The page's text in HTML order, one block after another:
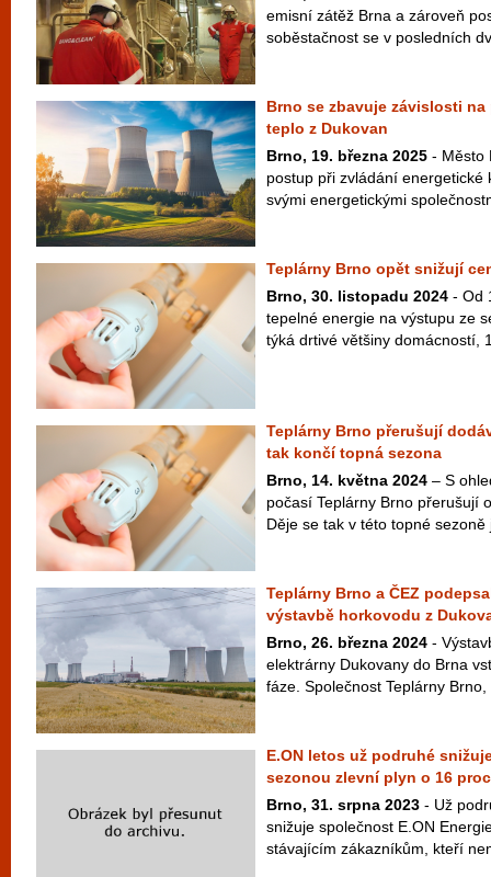
emisní zátěž Brna a zároveň
soběstačnost se v posledních
Brno se zbavuje závislosti na
teplo z Dukovan
Brno, 19. března 2025 - Město
postup při zvládání energetické
svými energetickými
Teplárny Brno opět snižují
Brno, 30. listopadu 2024 - Od
tepelné energie na výstupu ze
týká drtivé většiny domácností,
Teplárny Brno přerušují
tak končí topná sezona
Brno, 14. května 2024 – S
počasí Teplárny Brno přerušují
Děje se tak v této topné
Teplárny Brno a ČEZ
výstavbě horkovodu z
Brno, 26. března 2024 -
elektrárny Dukovany do Brna
fáze. Společnost Teplárny
E.ON letos už podruhé
sezonou zlevní plyn o 16
Brno, 31. srpna 2023 - Už
snižuje společnost E.ON
stávajícím zákazníkům, kteří